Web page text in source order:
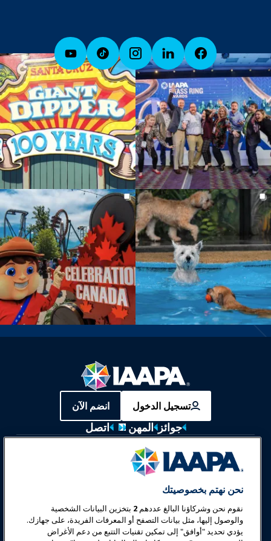
تسجيل الدخول انضم الآن
جوائز المهن
اتصل
معارض وفعاليات
أخبار وعالم المرح
تعليم
نحن نهتم بخصوصيتك
نقوم نحن وشركاؤنا البالغ عددهم 2 بتخزين البيانات الشخصية
والوصول إليها، مثل بيانات التصفح أو المعرفات الفريدة، على جهازك.
يؤدي تحديد "أوافق" إلى تمكين تقنيات التتبع من دعم الأغراض